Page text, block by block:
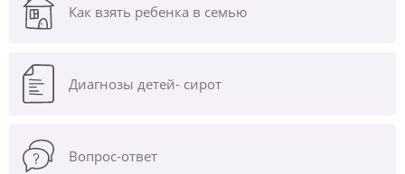
Как взять ребенка в семью
Диагнозы детей- сирот
Вопрос-ответ